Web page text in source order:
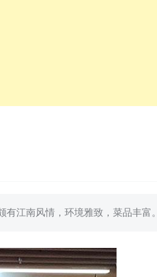
江南风情，环境雅致，菜品丰富。